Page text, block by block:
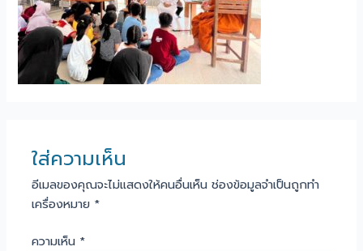
ใส่ความเห็น
อีเมลของคุณจะไม่แสดงให้คนอื่นเห็น ช่องข้อมูลจำเป็นถูกทำ
เครื่องหมาย *
ความเห็น *